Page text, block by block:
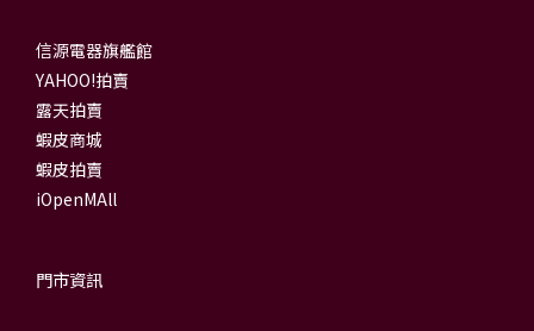
信源電器旗艦館
YAHOO!拍賣
露天拍賣
蝦皮商城
蝦皮拍賣
iOpenMAll
門市資訊